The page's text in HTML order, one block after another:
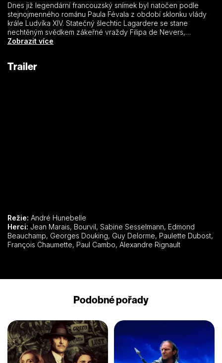
Dnes již legendární francouzský snímek byl natočen podle
stejnojmenného románu Paula Févala z období sklonku vlády
krále Ludvíka XIV. Statečný šlechtic Lagardere se stane
nechtěným svědkem zákeřné vraždy Filipa de Nevers,
spáchané královým oblíbencem Gonzagou, který se tak chtěl
splní a tajně odveze dítě do Španělska, kde ho vychová. Po
Zobrazit více
Trailer
Režie: André Hunebelle
Herci:
Beauchamp, Georges Douking, Guy Delorme, Paulette Dubost,
François Chaumette, Paul Cambo, Alexandre Rignault
Podobné pořady